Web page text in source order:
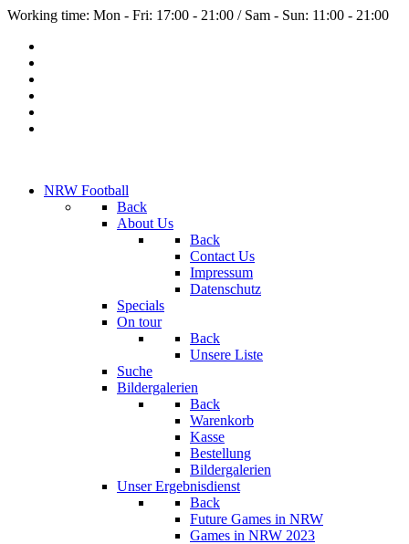
Working time: Mon - Fri: 17:00 - 21:00 / Sam - Sun: 11:00 - 21:00
NRW Football
Back
About Us
Back
Contact Us
Impressum
Datenschutz
Specials
On tour
Back
Unsere Liste
Suche
Bildergalerien
Back
Warenkorb
Kasse
Bestellung
Bildergalerien
Unser Ergebnisdienst
Back
Future Games in NRW
Games in NRW 2023